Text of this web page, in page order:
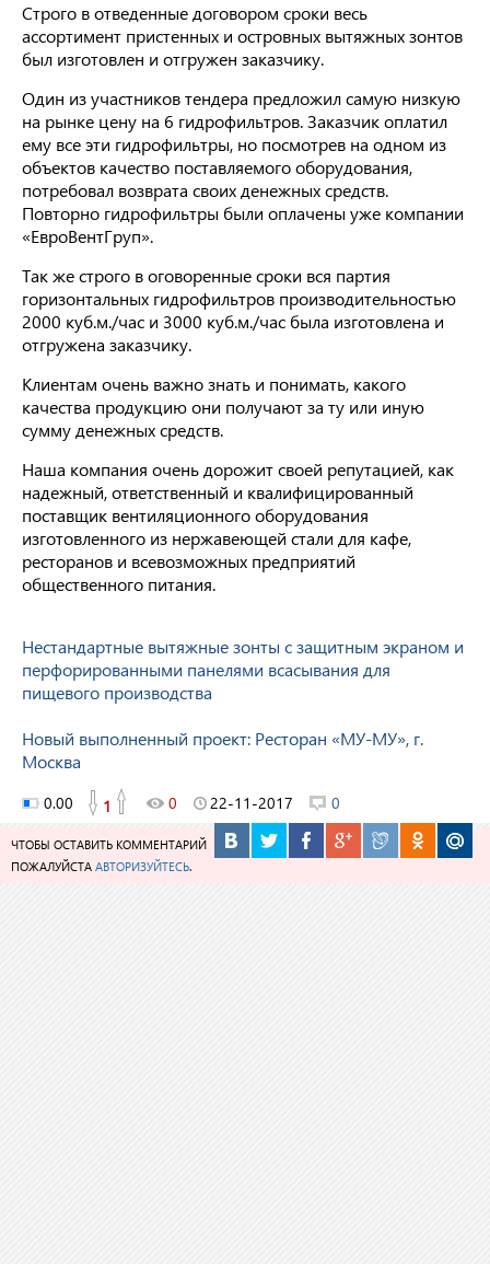
Строго в отведенные договором сроки весь
ассортимент пристенных и островных вытяжных зонтов
был изготовлен и отгружен заказчику.
Один из участников тендера предложил самую низкую
на рынке цену на 6 гидрофильтров. Заказчик оплатил
ему все эти гидрофильтры, но посмотрев на одном из
объектов качество поставляемого оборудования,
потребовал возврата своих денежных средств.
Повторно гидрофильтры были оплачены уже компании
«ЕвроВентГруп».
Так же строго в оговоренные сроки вся партия
горизонтальных гидрофильтров производительностью
2000 куб.м./час и 3000 куб.м./час была изготовлена и
отгружена заказчику.
Клиентам очень важно знать и понимать, какого
качества продукцию они получают за ту или иную
сумму денежных средств.
Наша компания очень дорожит своей репутацией, как
надежный, ответственный и квалифицированный
поставщик вентиляционного оборудования
изготовленного из нержавеющей стали для кафе,
ресторанов и всевозможных предприятий
общественного питания.
Нестандартные вытяжные зонты с защитным экраном и
перфорированными панелями всасывания для
пищевого производства
Новый выполненный проект: Ресторан «МУ-МУ», г.
Москва
0.00 1 0 22-11-2017 0
ЧТОБЫ ОСТАВИТЬ КОММЕНТАРИЙ
ПОЖАЛУЙСТА АВТОРИЗУЙТЕСЬ.